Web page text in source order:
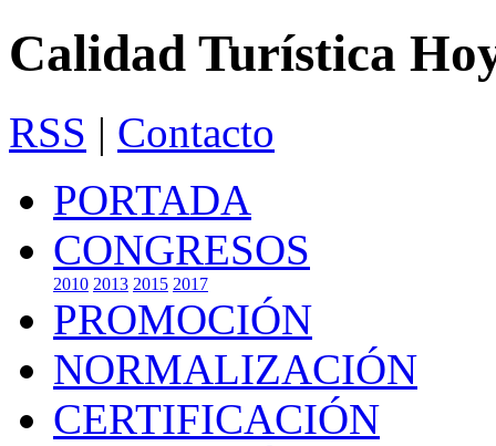
Calidad Turística
RSS | Contacto
PORTADA
CONGRESOS
2010 2013 2015 2017
PROMOCIÓN
NORMALIZACIÓN
CERTIFICACIÓN